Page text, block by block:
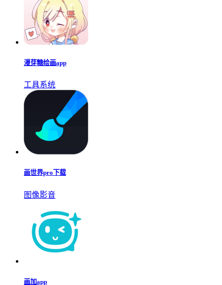
漫芽糖绘画app
工具系统
画世界pro下载
图像影音
画加app